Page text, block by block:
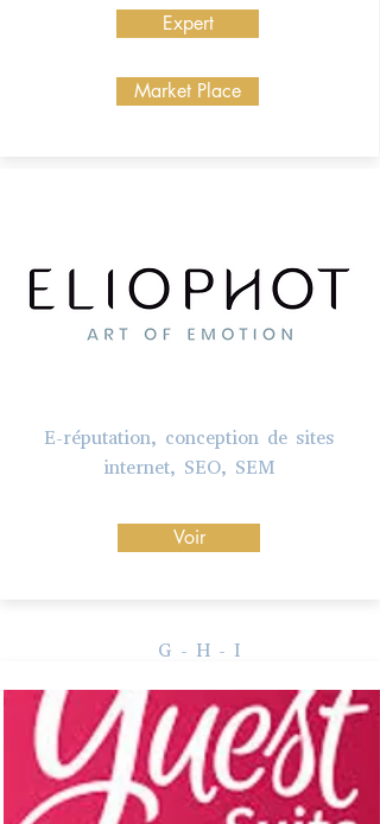
Expert
Market Place
E-réputation, conception de sites
internet, SEO, SEM
Voir
G - H - I